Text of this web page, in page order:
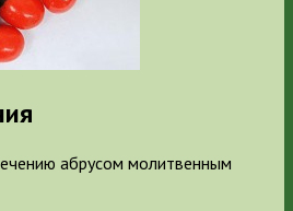
абрусом молитвенным